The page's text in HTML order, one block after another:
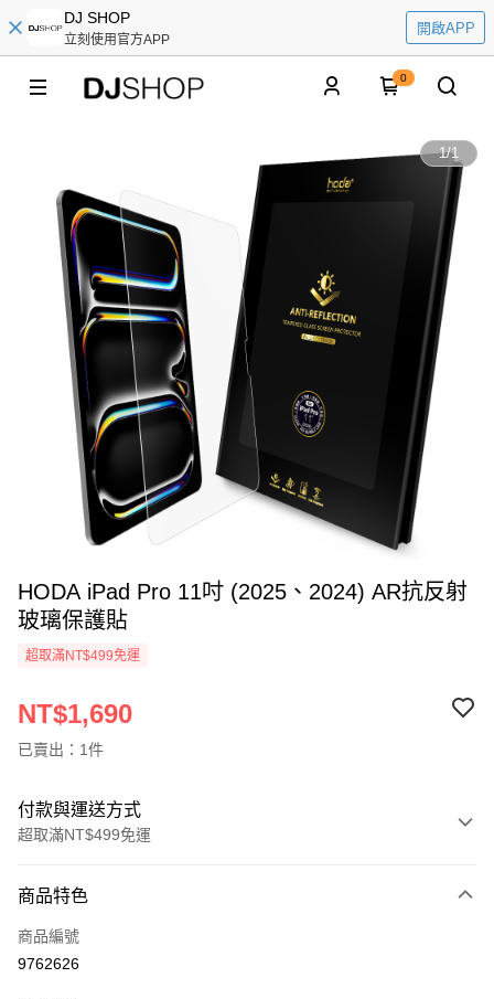
DJ SHOP
立刻使用官方APP
開啟APP
0
1/1
HODA iPad Pro 11吋 (2025、2024) AR抗反射
玻璃保護貼
超取滿NT$499免運
NT$1,690
已賣出：1件
付款與運送方式
超取滿NT$499免運
信用卡一次付款
超商取貨付款
商品特色
商品編號
9762626